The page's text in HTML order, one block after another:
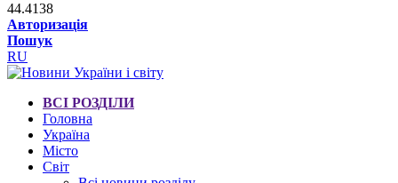
44.4138
Авторизація
Пошук
RU
ВСІ РОЗДІЛИ
Головна
Україна
Місто
Світ